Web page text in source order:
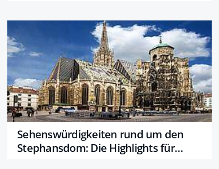
Sehenswürdigkeiten rund um den
Stephansdom: Die Highlights für